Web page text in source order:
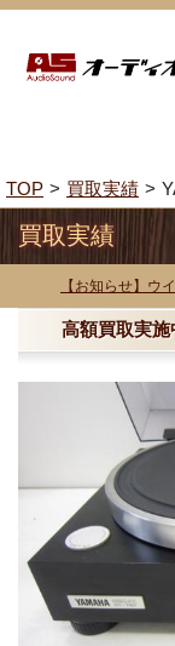
TOP 買取実績
買取実績
【お知らせ】ウ
高額買取実